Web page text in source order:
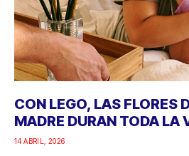
CON LEGO, LAS FLORES
MADRE DURAN TODA LA
14 ABRIL, 2026